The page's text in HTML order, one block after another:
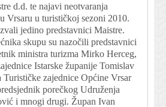
d.d. te najavi neotvaranja
Vrsaru u turističkoj sezoni 2010.
jedino predstavnici Maistre.
skupu su nazočili predstavnici
ministra turizma Mirko Herceg,
Istarske županije Tomislav
zajednice Općine Vrsar
porečkog Udruženja
i mnogi drugi. Župan Ivan